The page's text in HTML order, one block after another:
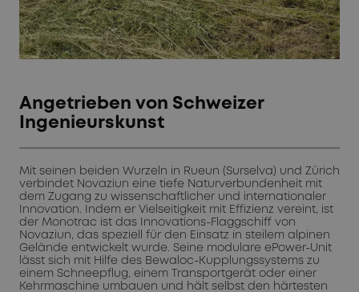
Angetrieben von Schweizer
Ingenieurskunst
Mit seinen beiden Wurzeln in Rueun (Surselva) und Zürich
verbindet Novaziun eine tiefe Naturverbundenheit mit
dem Zugang zu wissenschaftlicher und internationaler
Innovation. Indem er Vielseitigkeit mit Effizienz vereint, ist
der Monotrac ist das Innovations-Flaggschiff von
Novaziun, das speziell für den Einsatz in steilem alpinen
Gelände entwickelt wurde. Seine modulare ePower-Unit
lässt sich mit Hilfe des Bewaloc-Kupplungssystems zu
einem Schneepflug, einem Transportgerät oder einer
Kehrmaschine umbauen und hält selbst den härtesten